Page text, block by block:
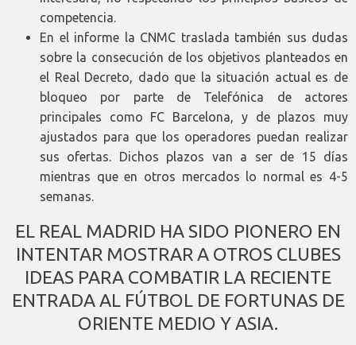
competencia.
En el informe la CNMC traslada también sus dudas
sobre la consecución de los objetivos planteados en
el Real Decreto, dado que la situación actual es de
bloqueo por parte de Telefónica de actores
principales como FC Barcelona, y de plazos muy
ajustados para que los operadores puedan realizar
sus ofertas. Dichos plazos van a ser de 15 días
mientras que en otros mercados lo normal es 4-5
semanas.
EL REAL MADRID HA SIDO PIONERO EN
INTENTAR MOSTRAR A OTROS CLUBES
IDEAS PARA COMBATIR LA RECIENTE
ENTRADA AL FÚTBOL DE FORTUNAS DE
ORIENTE MEDIO Y ASIA.